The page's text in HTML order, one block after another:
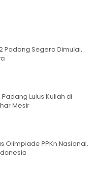
Padang Segera Dimulai,
Padang Lulus Kuliah di
Mesir
Olimpiade PPKn Nasional,